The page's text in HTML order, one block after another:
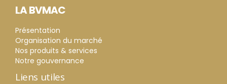
LA BVMAC
Présentation
Organisation du marché
Nos produits & services
Notre gouvernance
Liens utiles